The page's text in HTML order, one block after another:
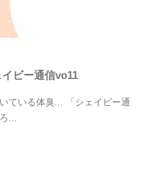
イビー通信vo11
ている体臭... 「シェイビー通
...